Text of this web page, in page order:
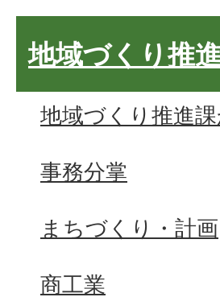
地域づくり推
地域づくり推進
事務分掌
まちづくり・計画
商工業